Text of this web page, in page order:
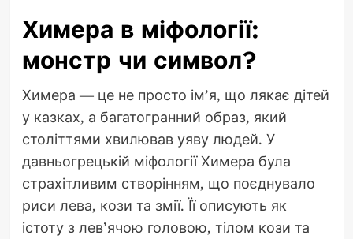
Химера в міфології:
монстр чи символ?
Химера — це не просто ім’я, що лякає дітей
у казках, а багатогранний образ, який
століттями хвилював уяву людей. У
давньогрецькій міфології Химера була
страхітливим створінням, що поєднувало
риси лева, кози та змії. Її описують як
істоту з лев’ячою головою, тілом кози та